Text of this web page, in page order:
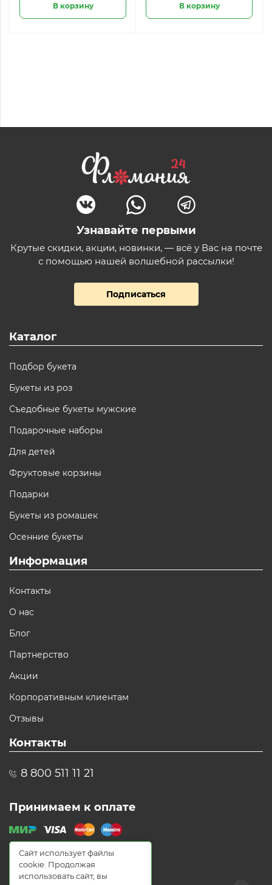
В корзину В корзину
Узнавайте первыми
Крутые скидки, акции, новинки, — всё у Вас на почте
с помощью нашей волшебной рассылки!
Подписаться
Каталог
Подбор букета
Букеты из роз
Съедобные букеты мужские
Подарочные наборы
Для детей
Фруктовые корзины
Подарки
Букеты из ромашек
Осенние букеты
Информация
Контакты
О нас
Блог
Партнерство
Акции
Корпоративным клиентам
Отзывы
Контакты
8 800 511 11 21
Принимаем к оплате
Сайт использует файлы
cookie. Продолжая
использовать сайт, вы